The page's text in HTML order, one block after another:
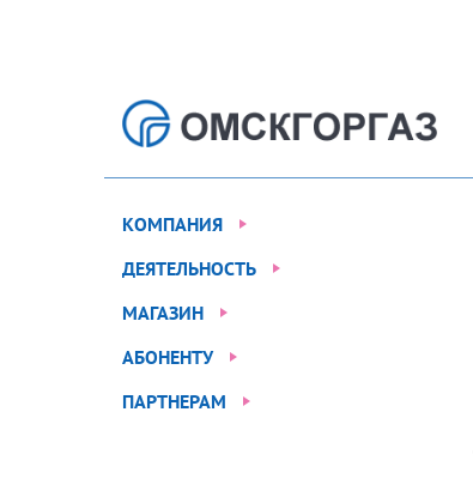
КОМПАНИЯ
ДЕЯТЕЛЬНОСТЬ
МАГАЗИН
АБОНЕНТУ
ПАРТНЕРАМ